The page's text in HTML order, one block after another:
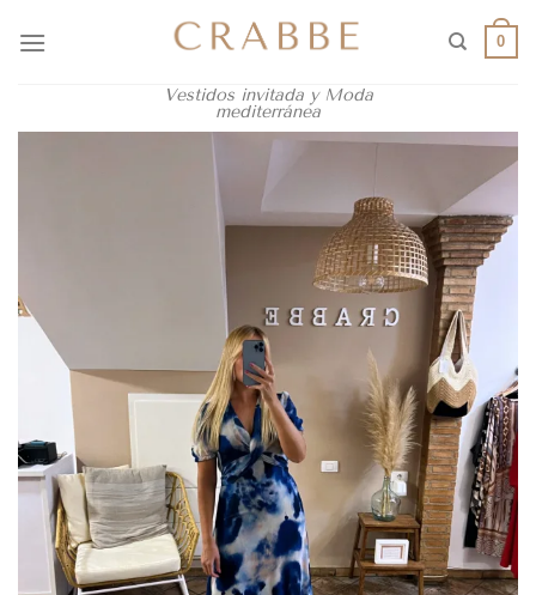
Vestidos invitada y Moda
mediterránea
0